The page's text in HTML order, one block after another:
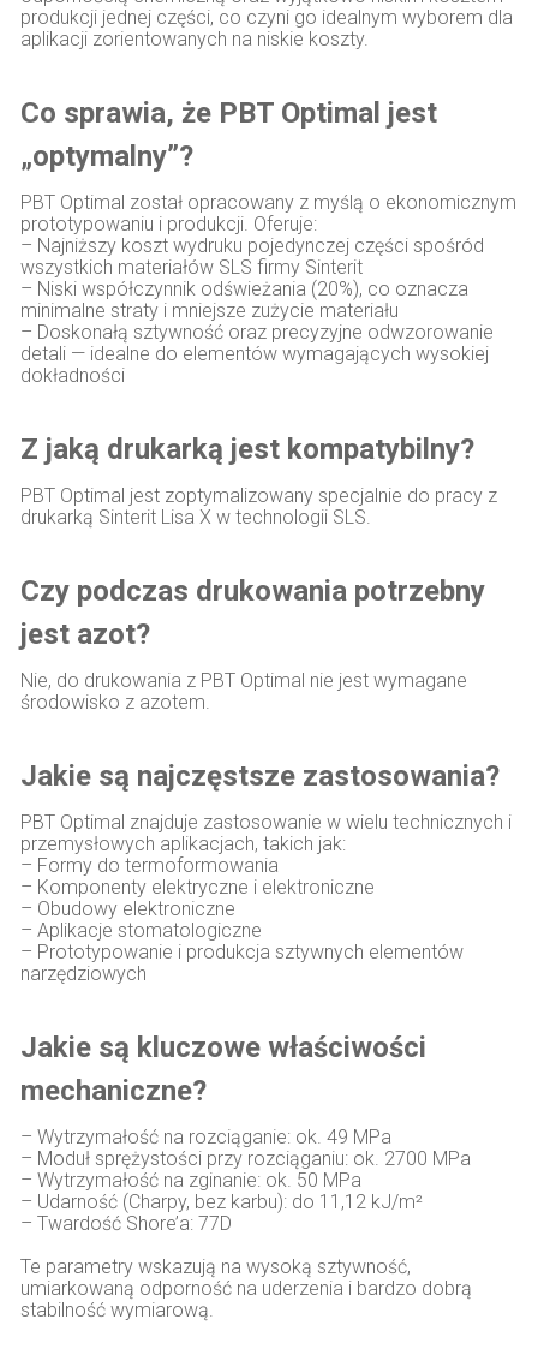
produkcji jednej części, co czyni go idealnym wyborem dla
aplikacji zorientowanych na niskie koszty.
Co sprawia, że PBT Optimal jest
„optymalny”?
PBT Optimal został opracowany z myślą o ekonomicznym
prototypowaniu i produkcji. Oferuje:
– Najniższy koszt wydruku pojedynczej części spośród
wszystkich materiałów SLS firmy Sinterit
– Niski współczynnik odświeżania (20%), co oznacza
minimalne straty i mniejsze zużycie materiału
– Doskonałą sztywność oraz precyzyjne odwzorowanie
detali — idealne do elementów wymagających wysokiej
dokładności
Z jaką drukarką jest kompatybilny?
PBT Optimal jest zoptymalizowany specjalnie do pracy z
drukarką Sinterit Lisa X w technologii SLS.
Czy podczas drukowania potrzebny
jest azot?
Nie, do drukowania z PBT Optimal nie jest wymagane
środowisko z azotem.
Jakie są najczęstsze zastosowania?
PBT Optimal znajduje zastosowanie w wielu technicznych i
przemysłowych aplikacjach, takich jak:
– Formy do termoformowania
– Komponenty elektryczne i elektroniczne
– Obudowy elektroniczne
– Aplikacje stomatologiczne
– Prototypowanie i produkcja sztywnych elementów
narzędziowych
Jakie są kluczowe właściwości
mechaniczne?
– Wytrzymałość na rozciąganie: ok. 49 MPa
– Moduł sprężystości przy rozciąganiu: ok. 2700 MPa
– Wytrzymałość na zginanie: ok. 50 MPa
– Udarność (Charpy, bez karbu): do 11,12 kJ/m²
– Twardość Shore’a: 77D
Te parametry wskazują na wysoką sztywność,
umiarkowaną odporność na uderzenia i bardzo dobrą
stabilność wymiarową.